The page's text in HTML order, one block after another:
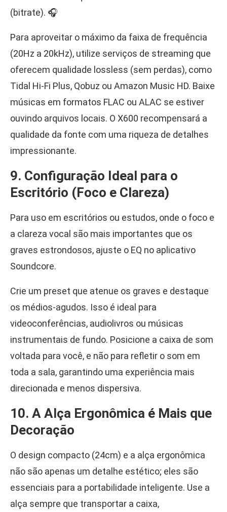
(bitrate). 🎧
Para aproveitar o máximo da faixa de frequência
(20Hz a 20kHz), utilize serviços de streaming que
oferecem qualidade lossless (sem perdas), como
Tidal Hi-Fi Plus, Qobuz ou Amazon Music HD. Baixe
músicas em formatos FLAC ou ALAC se estiver
ouvindo arquivos locais. O X600 recompensará a
qualidade da fonte com uma riqueza de detalhes
impressionante.
9. Configuração Ideal para o
Escritório (Foco e Clareza)
Para uso em escritórios ou estudos, onde o foco e
a clareza vocal são mais importantes que os
graves estrondosos, ajuste o EQ no aplicativo
Soundcore.
Crie um preset que atenue os graves e destaque
os médios-agudos. Isso é ideal para
videoconferências, audiolivros ou músicas
instrumentais de fundo. Posicione a caixa de som
voltada para você, e não para refletir o som em
toda a sala, garantindo uma experiência mais
direcionada e menos dispersiva.
10. A Alça Ergonômica é Mais que
Decoração
O design compacto (24cm) e a alça ergonômica
não são apenas um detalhe estético; eles são
essenciais para a portabilidade inteligente. Use a
alça sempre que transportar a caixa,